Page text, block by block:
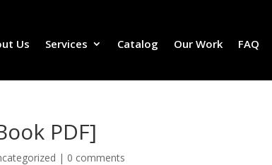
Us Services Catalog Our Work FAQ
PDF]
| 0 comments